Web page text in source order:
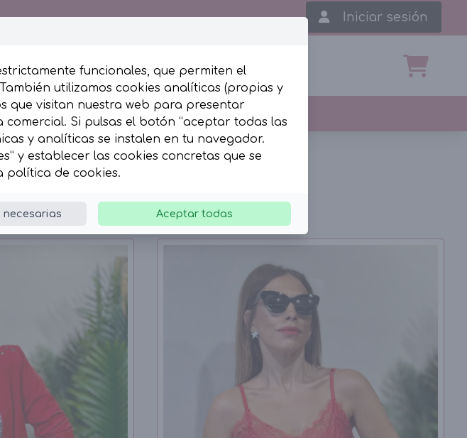
Iniciar sesión
funcionales, que permiten el
utilizamos cookies analíticas (propias y
que visitan nuestra web para presentar
Si pulsas el botón “aceptar todas las
y analíticas se instalen en tu navegador.
y establecer las cookies concretas que se
política de cookies.
necesarias Aceptar todas